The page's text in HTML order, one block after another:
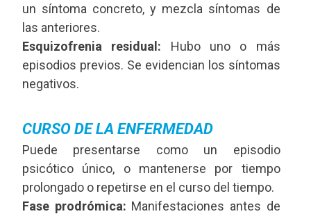
un síntoma concreto, y mezcla síntomas de
las anteriores.
Esquizofrenia residual: Hubo uno o más
episodios previos. Se evidencian los síntomas
negativos.
CURSO DE LA ENFERMEDAD
Puede presentarse como un episodio
psicótico único, o mantenerse por tiempo
prolongado o repetirse en el curso del tiempo.
Fase prodrómica: Manifestaciones antes de